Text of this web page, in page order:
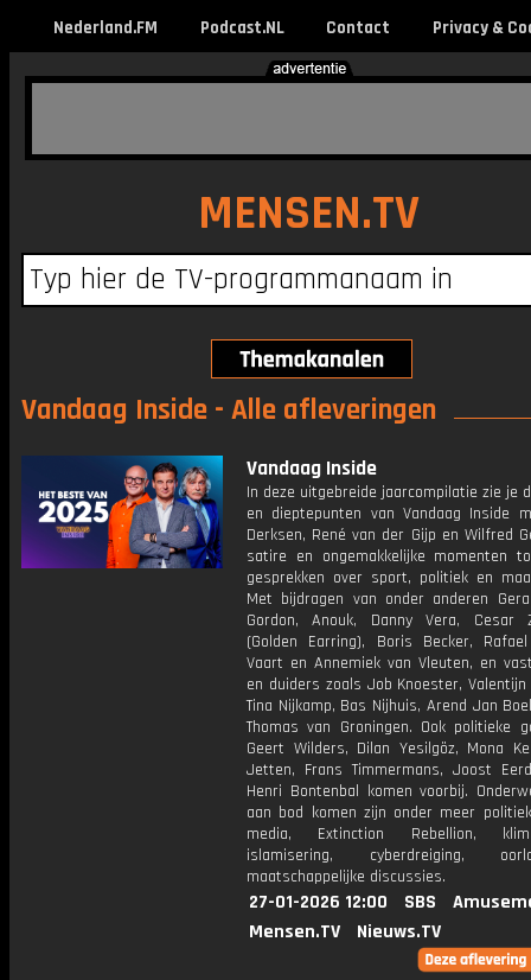
Nederland.FM Podcast.NL Contact Privacy &
MENSEN.TV
Vandaag Inside - Alle afleveringen
Vandaag Inside
In deze uitgebreide jaarcompilatie zie je
en dieptepunten van Vandaag Inside
Derksen, René van der Gijp en Wilfred
satire en ongemakkelijke momenten
gesprekken over sport, politiek en
Met bijdragen van onder anderen
Gordon, Anouk, Danny Vera, Cesar
(Golden Earring), Boris Becker,
Vaart en Annemiek van Vleuten, en
en duiders zoals Job Knoester, Valentijn
Tina Nijkamp, Bas Nijhuis, Arend Jan
Thomas van Groningen. Ook politieke
Geert Wilders, Dilan Yesilgöz, Mona
Jetten, Frans Timmermans, Joost
Henri Bontenbal komen voorbij.
aan bod komen zijn onder meer
media, Extinction Rebellion,
islamisering, cyberdreiging,
maatschappelijke discussies.
27-01-2026 12:00 SBS
Mensen.TV
Nieuws.TV